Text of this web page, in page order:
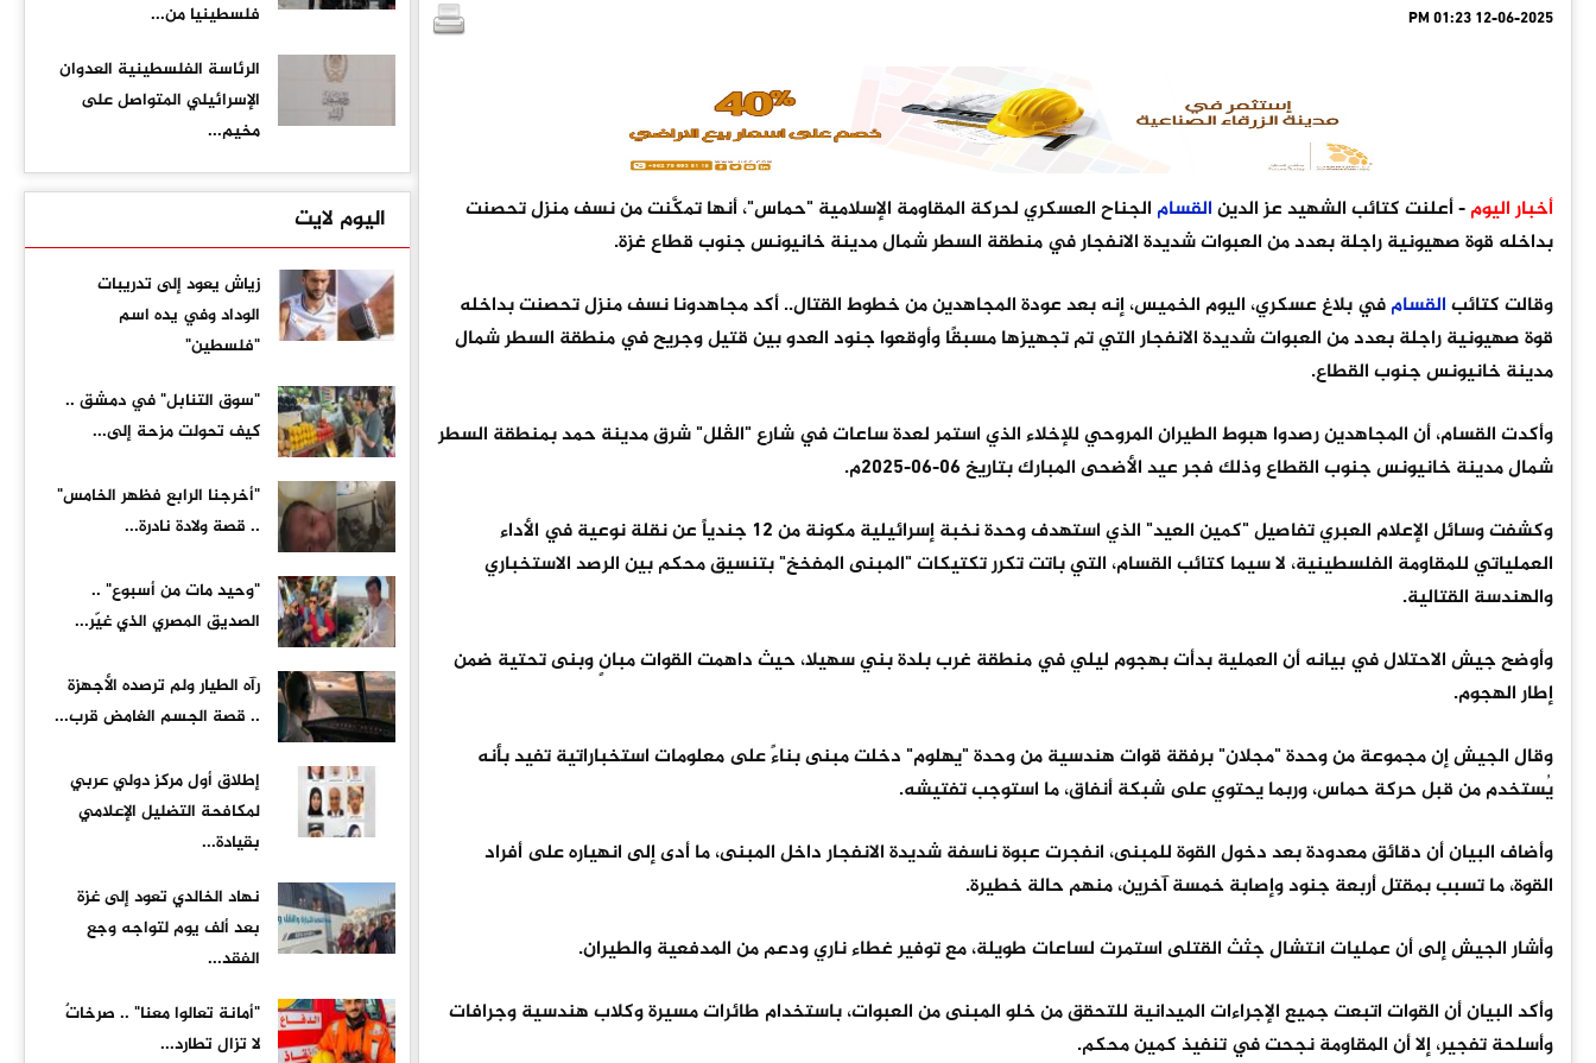
12-06-2025 01:23 PM
أخبار اليوم- أعلنت كتائب الشهيد عز الدينالقسام الجناح العسكري لحركة المقاومة الإسلامية "حماس"، أنها تمكَّنت من نسف منزل تحصنت
بداخله قوة صهيونية راجلة بعدد من العبوات شديدة الانفجار في منطقة السطر شمال مدينة خانيونس جنوب قطاع غزة.
وقالت كتائبالقسامفي بلاغ عسكري، اليوم الخميس، إنه بعد عودة المجاهدين من خطوط القتال.. أكد مجاهدونا نسف منزل تحصنت بداخله
قوة صهيونية راجلة بعدد من العبوات شديدة الانفجار التي تم تجهيزها مسبقًا وأوقعوا جنود العدو بين قتيل وجريح في منطقة السطر شمال
مدينة خانيونس جنوب القطاع.
وأكدت القسام، أن المجاهدين رصدوا هبوط الطيران المروحي للإخلاء الذي استمر لعدة ساعات في شارع "الڤلل" شرق مدينة حمد بمنطقة السطر
شمال مدينة خانيونس جنوب القطاع وذلك فجر عيد الأضحى المبارك بتاريخ 06-06-2025م.
وكشفت وسائل الإعلام العبري تفاصيل "كمين العيد" الذي استهدف وحدة نخبة إسرائيلية مكونة من 12 جندياً عن نقلة نوعية في الأداء
العملياتي للمقاومة الفلسطينية، لا سيما كتائب القسام، التي باتت تكرر تكتيكات "المبنى المفخخ" بتنسيق محكم بين الرصد الاستخباري
والهندسة القتالية.
وأوضح جيش الاحتلال في بيانه أن العملية بدأت بهجوم ليلي في منطقة غرب بلدة بني سهيلا، حيث داهمت القوات مبانٍ وبنى تحتية ضمن
إطار الهجوم.
وقال الجيش إن مجموعة من وحدة "مجلان" برفقة قوات هندسية من وحدة "يهلوم" دخلت مبنى بناءً على معلومات استخباراتية تفيد بأنه
يُستخدم من قبل حركة حماس، وربما يحتوي على شبكة أنفاق، ما استوجب تفتيشه.
وأضاف البيان أن دقائق معدودة بعد دخول القوة للمبنى، انفجرت عبوة ناسفة شديدة الانفجار داخل المبنى، ما أدى إلى انهياره على أفراد
القوة، ما تسبب بمقتل أربعة جنود وإصابة خمسة آخرين، منهم حالة خطيرة.
وأشار الجيش إلى أن عمليات انتشال جثث القتلى استمرت لساعات طويلة، مع توفير غطاء ناري ودعم من المدفعية والطيران.
وأكد البيان أن القوات اتبعت جميع الإجراءات الميدانية للتحقق من خلو المبنى من العبوات، باستخدام طائرات مسيرة وكلاب هندسية وجرافات
وأسلحة تفجير، إلا أن المقاومة نجحت في تنفيذ كمين محكم.
فلسطينيا من...
الرئاسة الفلسطينية العدوان
الإسرائيلي المتواصل على
مخيم...
اليوم لايت
زياش يعود إلى تدريبات
الوداد وفي يده اسم
"فلسطين"
"سوق التنابل" في دمشق ..
كيف تحولت مزحة إلى...
"أخرجنا الرابع فظهر الخامس"
.. قصة ولادة نادرة...
"وحيد مات من أسبوع" ..
الصديق المصري الذي غيّر...
رآه الطيار ولم ترصده الأجهزة
.. قصة الجسم الغامض قرب...
إطلاق أول مركز دولي عربي
لمكافحة التضليل الإعلامي
بقيادة...
نهاد الخالدي تعود إلى غزة
بعد ألف يوم لتواجه وجع
الفقد...
"أمانة تعالوا معنا" .. صرخاتٌ
لا تزال تطارد...